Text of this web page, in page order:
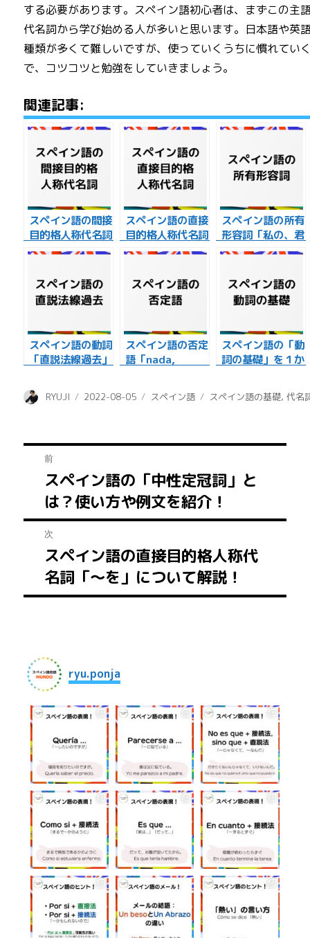
する必要があります。スペイン語初心者は、まずこの主
代名詞から学び始める人が多いと思います。日本語や英
種類が多くて難しいですが、使っていくうちに慣れてい
で、コツコツと勉強をしていきましょう。
関連記事:
スペイン語の間接
目的格人称代名詞
「～に」について
スペイン語の直接
目的格人称代名詞
「～を」について
スペイン語の所有
形容詞「私の、君
の、彼の…」を解
スペイン語の動詞
「直説法線過去」
く解説します！
スペイン語の否定
語「nada,
い方！
スペイン語の「動
詞の基礎」を１か
投
RYUJI
投
2022-08-05
カ
スペイン語
タ
スペイン語の基礎,代名
ナ
ー
ョ
ン
前
前
の
投
稿:
スペイン語の「中性定冠詞」と
は？使い方や例文を紹介！
次
次
の
投
スペイン語の直接目的格人称代
名詞「～を」について解説！
ryu.ponja